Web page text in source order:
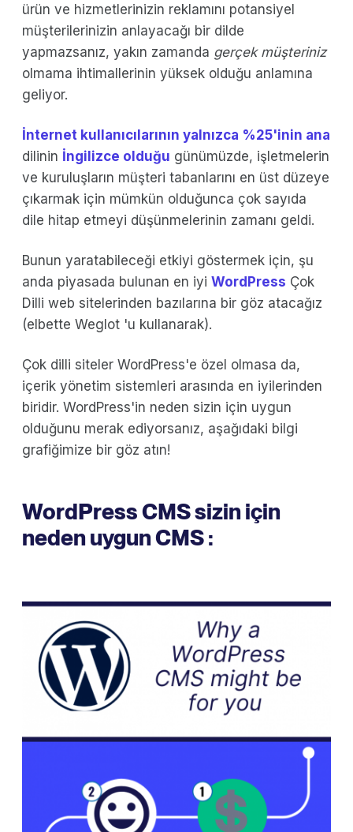
ürün ve hizmetlerinizin reklamını potansiyel
müşterilerinizin anlayacağı bir dilde
yapmazsanız, yakın zamanda gerçek müşteriniz
olmama ihtimallerinin yüksek olduğu anlamına
geliyor.
İnternet kullanıcılarının yalnızca %25'inin ana
dilinin İngilizce olduğu günümüzde, işletmelerin
ve kuruluşların müşteri tabanlarını en üst düzeye
çıkarmak için mümkün olduğunca çok sayıda
dile hitap etmeyi düşünmelerinin zamanı geldi.
Bunun yaratabileceği etkiyi göstermek için, şu
anda piyasada bulunan en iyi WordPress Çok
Dilli web sitelerinden bazılarına bir göz atacağız
(elbette Weglot 'u kullanarak).
Çok dilli siteler WordPress'e özel olmasa da,
içerik yönetim sistemleri arasında en iyilerinden
biridir. WordPress'in neden sizin için uygun
olduğunu merak ediyorsanız, aşağıdaki bilgi
grafiğimize bir göz atın!
WordPress CMS sizin için
neden uygun CMS :